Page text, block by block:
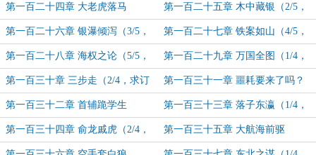
求订阅）
第一百二十四章 大老虎落马
（1/5）
第一百二十五章 木中藏银（2/5，
求订阅）
第一百二十六章 银瀑倾泻（3/5，
求订阅）
第一百二十七章 铁案如山（4/5，
求订阅）
第一百二十八章 海权之论（5/5，
求订阅）
第一百二十九章 万国全图（1/4，
求订阅）
第一百三十章 三步走（2/4，求订
阅）
第一百三十一章 噩耗要来了吗？
（3/4）
第一百三十二章 首辅跪学生
（4/4，求订阅）
第一百三十三章 落子东瀛（1/4，
求订阅）
第一百三十四章 俞龙戚虎（2/4， 第一百三十五章 大航海前驱